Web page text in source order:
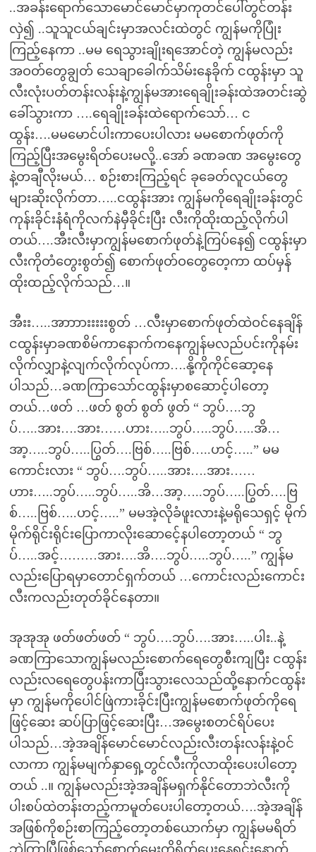
..အခန်းရောက်သောမောင်မောင်မှာကုတင်ပေါ်တွင်တန်း
လှဲ၍ ..သူသူငယ်ချင်းမှာအလင်းထဲတွင် ကျွန်မကိုပြုံး
ကြည့်နေကာ ..မမ ရေသွားချိုးရအောင်တဲ့ ကျွန်မလည်း
အဝတ်တွေချွတ် သေချာခေါက်သိမ်းနေခိုက် ငထွန်းမှာ သူ
လီးလုံးပတ်တန်းလန်းနဲ့ကျွန်မအားရေချိုးခန်းထဲအတင်းဆွဲ
ခေါ်သွားကာ ….ရေချိုးခန်းထဲရောက်သော်… င
ထွန်း….မမမောင်ပါးကာပေးပါလား မမစောက်ဖုတ်ကို
ကြည့်ပြီးအမွေးရိတ်ပေးမလို့..အော် ခဏခဏ အမွေးတွေ
နဲ့တချီလိုးမယ်… စဉ်းစားကြည့်ရင် ခုခေတ်လူငယ်တွေ
များဆိုးလိုက်တာ…..ငထွန်းအား ကျွန်မကိုရေချိုးခန်းတွင်
ကုန်းခိုင်းနံရံကိုလက်နဲမှီခိုင်းပြီး လီးကိုထိုးထည့်လိုက်ပါ
တယ်….အီးလီးမှာကျွန်မစောက်ဖုတ်နဲ့ကြပ်နေ၍ ငထွန်းမှာ
လီးကိုတံတွေးစွတ်၍ စောက်ဖုတ်ဝတွေတေ့ကာ ထပ်မှန်
ထိုးထည့်လိုက်သည်…။
အီးး…..အာာာားးးးးစွတ် …လီးမှာစောက်ဖုတ်ထဲဝင်နေချိန်
ငထွန်းမှာခဏစိမ်ကာနောက်ကနေကျွန်မလည်ပင်းကိုနမ်း
လိုက်လျှာနဲ့လျက်လိုက်လုပ်ကာ….နို့ကိုကိုင်ဆော့နေ
ပါသည်…ခဏကြာသော်ငထွန်းမှာစဆောင့်ပါတော့
တယ်…ဖတ် …ဖတ် စွတ် စွတ် ဖွတ် “ ဘွပ်….ဘွ
ပ်…..အား….အား……ဟား…..ဘွပ်…..ဘွပ်…..အိ…
အာ့…..ဘွပ်…..ပြွတ်….ဗြစ်…..ဗြစ်…..ဟင့်…..” မမ
ကောင်းလား “ ဘွပ်….ဘွပ်…..အား….အား……
ဟား…..ဘွပ်…..ဘွပ်…..အိ…အာ့…..ဘွပ်…..ပြွတ်….ဗြ
စ်…..ဗြစ်…..ဟင့်…..” မမအဲ့လိုခံဖူးလားနဲ့မရိုသေရှင့် မိုက်
မိုက်ရိုင်းရိုင်းပြောကာလိုးဆောင်ေ့နပါတော့တယ် “ ဘွ
ပ်…..အင့်………အား….အိ….ဘွပ်…..ဘွပ်…..” ကျွန်မ
လည်းပြောရမှာတောင်ရှက်တယ် …ကောင်းလည်းကောင်း
လီးကလည်းတုတ်ခိုင်နေတာ။
အုအုအု ဖတ်ဖတ်ဖတ် “ ဘွပ်….ဘွပ်….အား…..ပါး..နဲ့
ခဏကြာသောကျွန်မလည်းစောက်ရေတွေစီးကျပြီး ငထွန်း
လည်းလရေတွေပန်းကာပြီးသွားလေသည်ထို့နောက်ငထွန်း
မှာ ကျွန်မကိုပေါင်ဖြဲကားခိုင်းပြီးကျွန်မစောက်ဖုတ်ကိုရေ
ဖြင့်ဆေး ဆပ်ပြာဖြင့်ဆေးပြီး…အမွေးစတင်ရိပ်ပေး
ပါသည်…အဲ့အချိန်မောင်မောင်လည်းလီးတန်းလန်းနဲ့ဝင်
လာကာ ကျွန်မမျက်နှာရှေ့တွင်လီးကိုလာထိုးပေးပါတော့
တယ် ..။ ကျွန်မလည်းအဲ့အချိန်မရှက်နိုင်တောဘဲလီးကို
ပါးစပ်ထဲတန်းတည့်ကာမူတ်ပေးပါတော့တယ်….အဲ့အချိန်
အဖြစ်ကိုစဉ်းစာကြည့်တော့တစ်ယောက်မှာ ကျွန်မမရိတ်
ဘဲကြာပြီဖြစ်သော်စောက်မွေးကိုရိတ်ပေးနေရင်းနောက်